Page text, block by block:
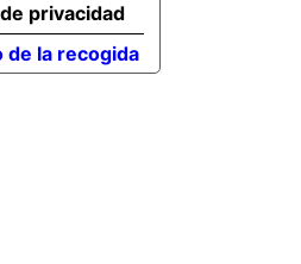
de la recogida
privacidad